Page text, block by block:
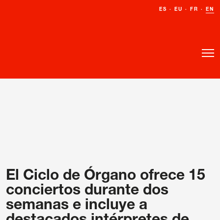
ES · EU · FR · EN
ES · EU · FR · EN
El Ciclo de Órgano ofrece 15
conciertos durante dos
semanas e incluye a